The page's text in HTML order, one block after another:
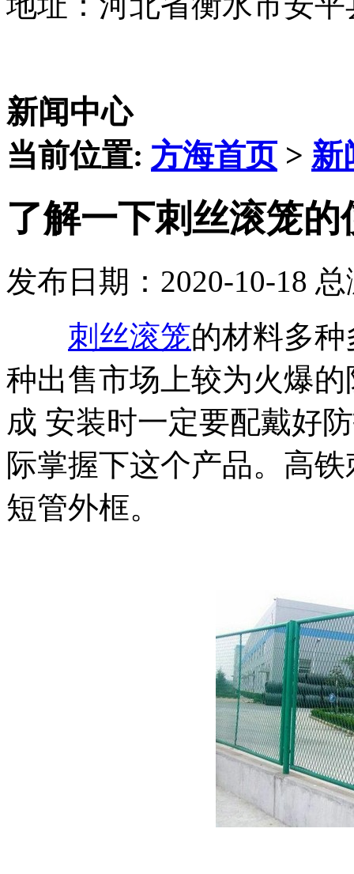
新闻中心
当前位置: 方海首页> 新
了解一下刺丝滚笼的
发布日期：2020-10-18
刺丝滚笼的材料多
种出售市场上较为火爆
成 安装时一定要配戴好
际掌握下这个产品。高
短管外框。